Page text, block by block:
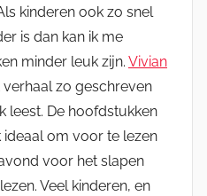
kinderen ook zo snel
is dan kan ik me
minder leuk zijn. Vivian
verhaal zo geschreven
leest. De hoofdstukken
om voor te lezen
voor het slapen
Veel kinderen, en